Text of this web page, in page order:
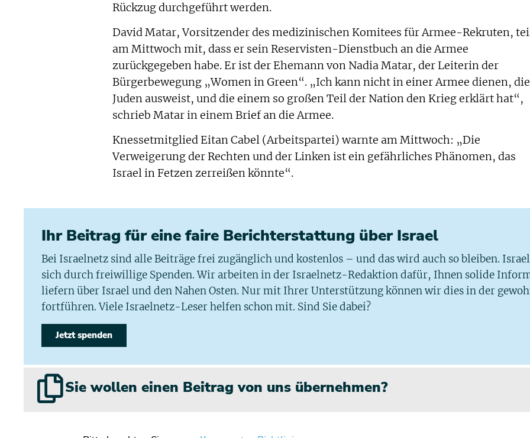
Rückzug durchgeführt werden.
David Matar, Vorsitzender des medizinischen Komitees für Armee-Rekruten,
am Mittwoch mit, dass er sein Reservisten-Dienstbuch an die Armee
zurückgegeben habe. Er ist der Ehemann von Nadia Matar, der Leiterin der
Bürgerbewegung „Women in Green“. „Ich kann nicht in einer Armee dienen, die
Juden ausweist, und die einem so großen Teil der Nation den Krieg erklärt hat“,
schrieb Matar in einem Brief an die Armee.
Knessetmitglied Eitan Cabel (Arbeitspartei) warnte am Mittwoch: „Die
Verweigerung der Rechten und der Linken ist ein gefährliches Phänomen, das
Israel in Fetzen zerreißen könnte“.
Ihr Beitrag für eine faire Berichterstattung über Israel
Bei Israelnetz sind alle Beiträge frei zugänglich und kostenlos – und das wird auch so bleiben.
sich durch freiwillige Spenden. Wir arbeiten in der Israelnetz-Redaktion dafür, Ihnen solide
liefern über Israel und den Nahen Osten. Nur mit Ihrer Unterstützung können wir dies in der
fortführen. Viele Israelnetz-Leser helfen schon mit. Sind Sie dabei?
Jetzt spenden
Sie wollen einen Beitrag von uns übernehmen?